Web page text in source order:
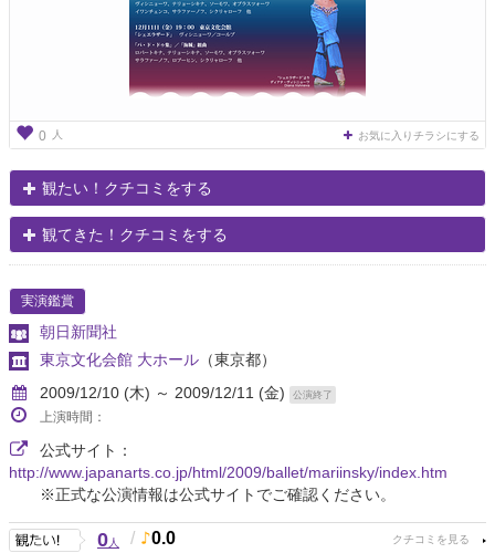
0 人 お気に入りチラシにする
観たい！クチコミをする
観てきた！クチコミをする
実演鑑賞
朝日新聞社
東京文化会館 大ホール （東京都）
2009/12/10 (木) ～ 2009/12/11 (金)
公演終了
上演時間：
公式サイト：
http://www.japanarts.co.jp/html/2009/ballet/mariinsky/index.htm
※正式な公演情報は公式サイトでご確認ください。
0人 / 0.0